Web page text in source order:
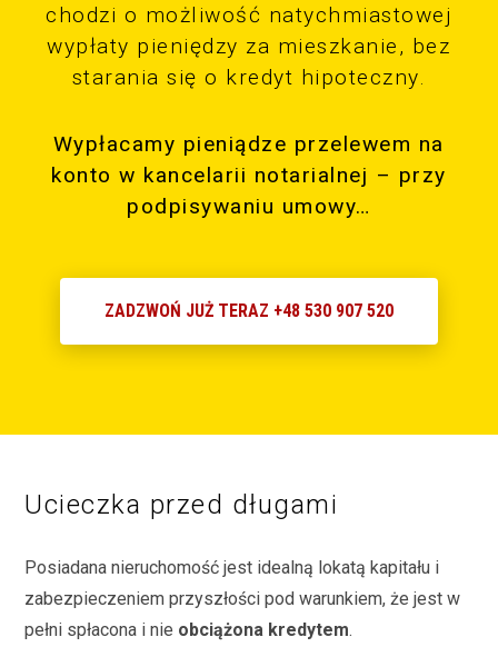
chodzi o możliwość natychmiastowej
wypłaty pieniędzy za mieszkanie, bez
starania się o kredyt hipoteczny.
Wypłacamy pieniądze przelewem na
konto w kancelarii notarialnej – przy
podpisywaniu umowy…
ZADZWOŃ JUŻ TERAZ +48 530 907 520
Ucieczka przed długami
Posiadana nieruchomość jest idealną lokatą kapitału i
zabezpieczeniem przyszłości pod warunkiem, że jest w
pełni spłacona i nie obciążona kredytem.